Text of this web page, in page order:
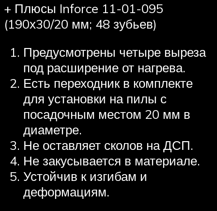
+ Плюсы Inforce 11-01-095
(190х30/20 мм; 48 зубьев)
Предусмотрены четыре выреза
под расширение от нагрева.
Есть переходник в комплекте
для установки на пилы с
посадочным местом 20 мм в
диаметре.
Не оставляет сколов на ДСП.
Не закусывается в материале.
Устойчив к изгибам и
деформациям.